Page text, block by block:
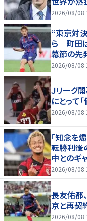
えわ｣
2026/08/08
“東京対
ら 町田
幕節の先
2026/08/08
Ｊリーグ
にとって
2026/08/08
｢知念を
転勝利後
中とのギ
2026/08/08
長友佑都
京と再契
2026/08/08